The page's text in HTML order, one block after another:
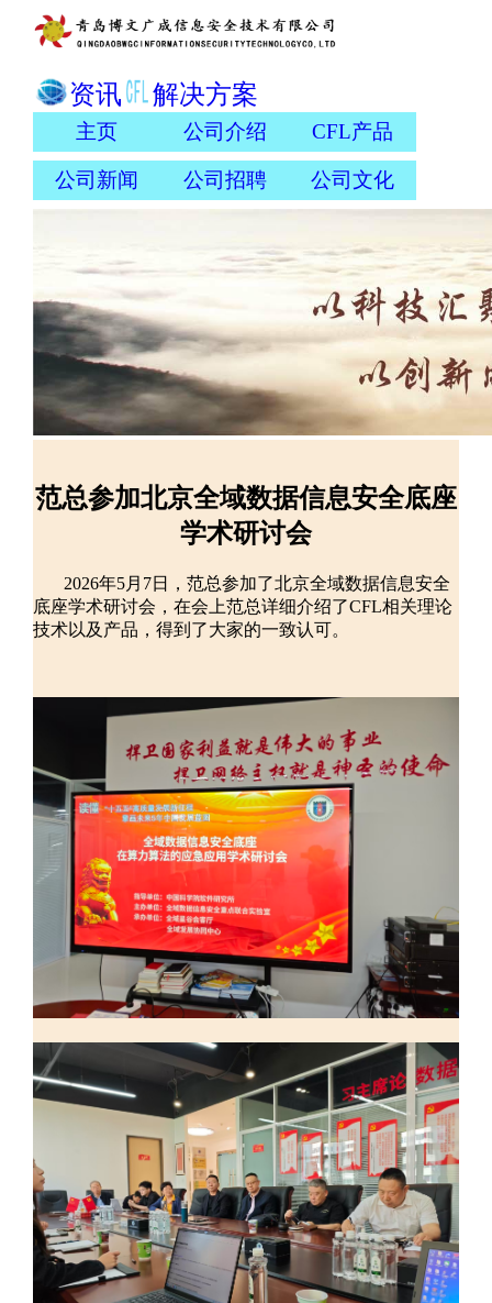
资讯 解决方案
主页 公司介绍 CFL产品
公司新闻 公司招聘 公司文化
范总参加北京全域数据信息安全底座
学术研讨会
2026年5月7日，范总参加了北京全域数据信息安全
底座学术研讨会，在会上范总详细介绍了CFL相关理论
技术以及产品，得到了大家的一致认可。